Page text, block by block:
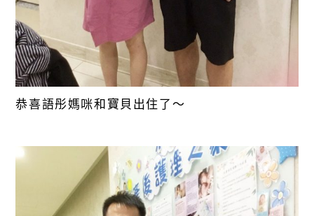
恭喜語彤媽咪和寶貝出住了～